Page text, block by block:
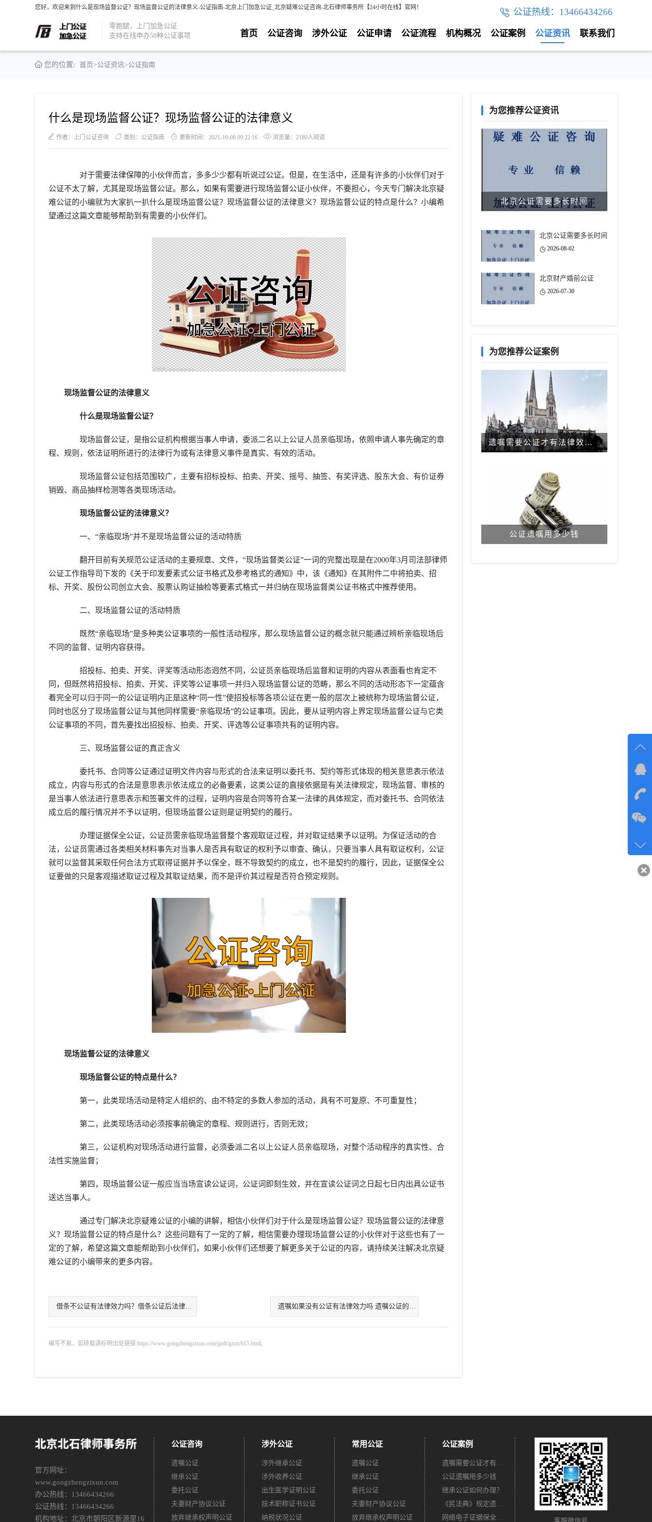
您好，欢迎来到什么是现场监督公证？现场监督公证的法律意义-公证指南-北京上门加急公证_北京疑难公证咨询-北石律师事务所【24小时在线】官网！ 公证热线：13466434266
零跑腿，上门加急公证
支持在线申办50种公证事项
联系我们
公证资讯
公证案例
机构概况
公证流程
公证申请
涉外公证
公证咨询
首页
您的位置: 首页>公证资讯>公证指南
什么是现场监督公证？现场监督公证的法律意义
作者：上门公证咨询 类别：公证指南 更新时间：2021-10-08 09:22:16 浏览量：2180人阅读
对于需要法律保障的小伙伴而言，多多少少都有听说过公证。但是，在生活中，还是有许多的小伙伴们对于
公证不太了解，尤其是现场监督公证。那么，如果有需要进行现场监督公证小伙伴，不要担心，今天专门解决北京疑
难公证的小编就为大家扒一扒什么是现场监督公证？现场监督公证的法律意义？现场监督公证的特点是什么？小编希
望通过这篇文章能够帮助到有需要的小伙伴们。
现场监督公证的法律意义
什么是现场监督公证？
现场监督公证，是指公证机构根据当事人申请，委派二名以上公证人员亲临现场，依照申请人事先确定的章
程、规则，依法证明所进行的法律行为或有法律意义事件是真实、有效的活动。
现场监督公证包括范围较广，主要有招标投标、拍卖、开奖、摇号、抽签、有奖评选、股东大会、有价证券
销毁、商品抽样检测等各类现场活动。
现场监督公证的法律意义？
一、“亲临现场”并不是现场监督公证的活动特质
翻开目前有关规范公证活动的主要规章、文件，“现场监督类公证”一词的完整出现是在2000年3月司法部律师
公证工作指导司下发的《关于印发要素式公证书格式及参考格式的通知》中，该《通知》在其附件二中将拍卖、招
标、开奖、股份公司创立大会、股票认购证抽检等要素式格式一并归纳在现场监督类公证书格式中推荐使用。
二、现场监督公证的活动特质
既然“亲临现场”是多种类公证事项的一般性活动程序，那么现场监督公证的概念就只能通过辨析亲临现场后
不同的监督、证明内容获得。
招投标、拍卖、开奖、评奖等活动形态迥然不同，公证员亲临现场后监督和证明的内容从表面看也肯定不
同，但既然将招投标、拍卖、开奖、评奖等公证事项一并归入现场监督公证的范畴，那么不同的活动形态下一定蕴含
着完全可以归于同一的公证证明内正是这种“同一性”使招投标等各项公证在更一般的层次上被统称为现场监督公证，
同时也区分了现场监督公证与其他同样需要“亲临现场”的公证事项。因此，要从证明内容上界定现场监督公证与它类
公证事项的不同，首先要找出招投标、拍卖、开奖、评选等公证事项共有的证明内容。
三、现场监督公证的真正含义
委托书、合同等公证通过证明文件内容与形式的合法来证明以委托书、契约等形式体现的相关意思表示依法
成立，内容与形式的合法是意思表示依法成立的必备要素，这类公证的直接依据是有关法律规定，现场监督、审核的
是当事人依法进行意思表示和签署文件的过程，证明内容是合同等符合某一法律的具体规定，而对委托书、合同依法
成立后的履行情况并不予以证明，但现场监督公证则是证明契约的履行。
办理证据保全公证，公证员需亲临现场监督整个客观取证过程，并对取证结果予以证明。为保证活动的合
法，公证员需通过各类相关材料事先对当事人是否具有取证的权利予以审查、确认，只要当事人具有取证权利，公证
就可以监督其采取任何合法方式取得证据并予以保全，既不导致契约的成立，也不是契约的履行，因此，证据保全公
证要做的只是客观描述取证过程及其取证结果，而不是评价其过程是否符合预定规则。
现场监督公证的法律意义
现场监督公证的特点是什么？
第一，此类现场活动是特定人组织的、由不特定的多数人参加的活动，具有不可复原、不可重复性；
第二，此类现场活动必须按事前确定的章程、规则进行，否则无效；
第三，公证机构对现场活动进行监督，必须委派二名以上公证人员亲临现场，对整个活动程序的真实性、合
法性实施监督；
第四，现场监督公证一般应当当场宣读公证词，公证词即刻生效，并在宣读公证词之日起七日内出具公证书
送达当事人。
通过专门解决北京疑难公证的小编的讲解，相信小伙伴们对于什么是现场监督公证？现场监督公证的法律意
义？现场监督公证的特点是什么？这些问题有了一定的了解，相信需要办理现场监督公证的小伙伴对于这些也有了一
定的了解，希望这篇文章能帮助到小伙伴们，如果小伙伴们还想要了解更多关于公证的内容，请持续关注解决北京疑
难公证的小编带来的更多内容。
借条不公证有法律效力吗？借条公证后法律效力 遗嘱如果没有公证有法律效力吗 遗嘱公证的好处
编写不易，如转载请标明出处链接:https://www.gongzhengzixun.com/gzdt/gzzn/615.html;
为您推荐公证资讯
北京公证需要多长时间
北京公证需要多长时间
2026-08-02
北京财产婚前公证
2026-07-30
为您推荐公证案例
遗嘱需要公证才有法律效力吗？
公证遗嘱用多少钱
官方网址：
www.gongzhengzixun.com
办公热线：13466434266
公证热线：13466434266
机构地址：北京市朝阳区新源里16
公证咨询
遗嘱公证
继承公证
委托公证
夫妻财产协议公证
放弃继承权声明公证
涉外公证
涉外继承公证
涉外收养公证
出生医学证明公证
技术职称证书公证
纳税状况公证
常用公证
遗嘱公证
继承公证
委托公证
夫妻财产协议公证
放弃继承权声明公证
公证案例
遗嘱需要公证才有法律效力吗？
公证遗嘱用多少钱
继承公证如何办理？
《民法典》规定遗嘱不公证有法律效力吗？
网络电子证据保全公证怎么办理？
在线
咨询
客服